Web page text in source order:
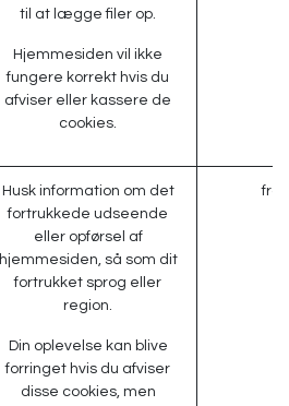
til at lægge filer op.
Hjemmesiden vil ikke
fungere korrekt hvis du
afviser eller kassere de
cookies.
Husk information om det
fortrukkede udseende
eller opførsel af
hjemmesiden, så som dit
fortrukket sprog eller
region.
Din oplevelse kan blive
forringet hvis du afviser
disse cookies, men